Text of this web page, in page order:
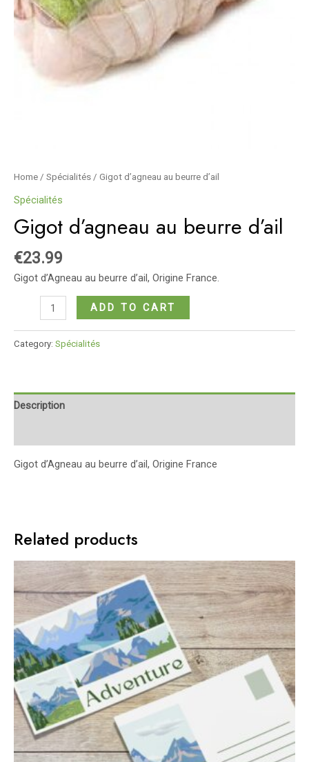
Home / Spécialités / Gigot d’agneau au beurre d’ail
Spécialités
Gigot d’agneau au beurre d’ail
€23.99
Gigot d’Agneau au beurre d’ail, Origine France.
d'agneau
ADD TO CART
Category: Spécialités
Description
Gigot d’Agneau au beurre d’ail, Origine France
Related products